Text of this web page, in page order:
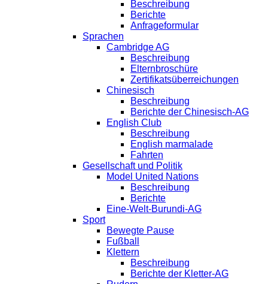
Beschreibung
Berichte
Anfrageformular
Sprachen
Cambridge AG
Beschreibung
Elternbroschüre
Zertifikatsüberreichungen
Chinesisch
Beschreibung
Berichte der Chinesisch-AG
English Club
Beschreibung
English marmalade
Fahrten
Gesellschaft und Politik
Model United Nations
Beschreibung
Berichte
Eine-Welt-Burundi-AG
Sport
Bewegte Pause
Fußball
Klettern
Beschreibung
Berichte der Kletter-AG